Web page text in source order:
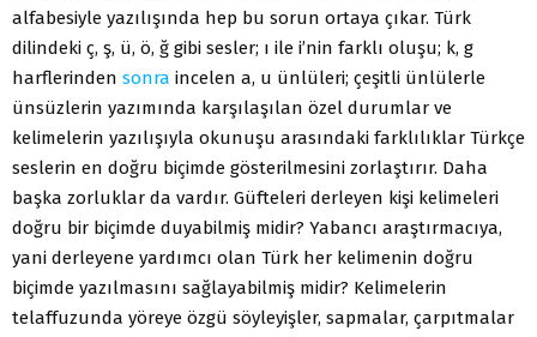
alfabesiyle yazılışında hep bu sorun ortaya çıkar. Türk
dilindeki ç, ş, ü, ö, ğ gibi sesler; ı ile i’nin farklı oluşu; k, g
harflerinden sonra incelen a, u ünlüleri; çeşitli ünlülerle
ünsüzlerin yazımında karşılaşılan özel durumlar ve
kelimelerin yazılışıyla okunuşu arasındaki farklılıklar Türkçe
seslerin en doğru biçimde gösterilmesini zorlaştırır. Daha
başka zorluklar da vardır. Güfteleri derleyen kişi kelimeleri
doğru bir biçimde duyabilmiş midir? Yabancı araştırmacıya,
yani derleyene yardımcı olan Türk her kelimenin doğru
biçimde yazılmasını sağlayabilmiş midir? Kelimelerin
telaffuzunda yöreye özgü söyleyişler, sapmalar, çarpıtmalar